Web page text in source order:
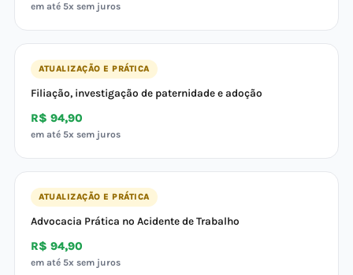
em até 5x sem juros
ATUALIZAÇÃO E PRÁTICA
Filiação, investigação de paternidade e adoção
R$ 94,90
em até 5x sem juros
ATUALIZAÇÃO E PRÁTICA
Advocacia Prática no Acidente de Trabalho
R$ 94,90
em até 5x sem juros